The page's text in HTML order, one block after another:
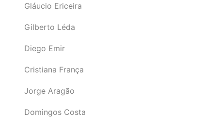
Gláucio Ericeira
Gilberto Léda
Diego Emir
Cristiana França
Jorge Aragão
Domingos Costa